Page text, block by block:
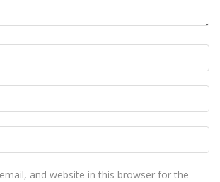
and website in this browser for the